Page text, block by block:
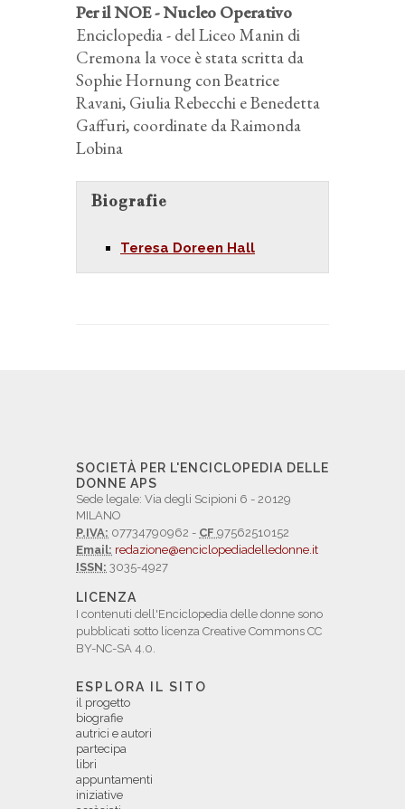
Per il NOE - Nucleo Operativo
Enciclopedia - del Liceo Manin di
Cremona la voce è stata scritta da
Sophie Hornung con Beatrice
Ravani, Giulia Rebecchi e Benedetta
Gaffuri, coordinate da Raimonda
Lobina
Biografie
Teresa Doreen Hall
SOCIETÀ PER L'ENCICLOPEDIA DELLE
DONNE APS
Sede legale: Via degli Scipioni 6 - 20129
MILANO
P.IVA: 07734790962 - CF 97562510152
Email: redazione@enciclopediadelledonne.it
ISSN: 3035-4927
LICENZA
I contenuti dell'Enciclopedia delle donne sono
pubblicati sotto licenza Creative Commons CC
BY-NC-SA 4.0.
ESPLORA IL SITO
il progetto
biografie
autrici e autori
partecipa
libri
appuntamenti
iniziative